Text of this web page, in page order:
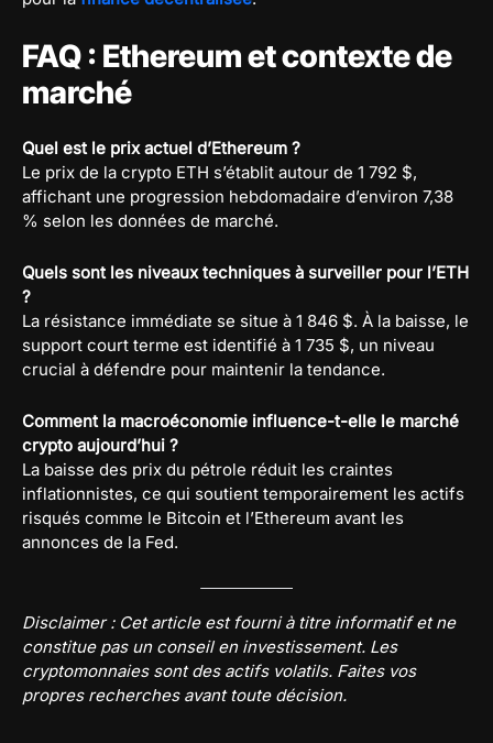
FAQ : Ethereum et contexte de
marché
Quel est le prix actuel d’Ethereum ?
Le prix de la crypto ETH s’établit autour de 1 792 $,
affichant une progression hebdomadaire d’environ 7,38
% selon les données de marché.
Quels sont les niveaux techniques à surveiller pour l’ETH
?
La résistance immédiate se situe à 1 846 $. À la baisse, le
support court terme est identifié à 1 735 $, un niveau
crucial à défendre pour maintenir la tendance.
Comment la macroéconomie influence-t-elle le marché
crypto aujourd’hui ?
La baisse des prix du pétrole réduit les craintes
inflationnistes, ce qui soutient temporairement les actifs
risqués comme le Bitcoin et l’Ethereum avant les
annonces de la Fed.
Disclaimer : Cet article est fourni à titre informatif et ne
constitue pas un conseil en investissement. Les
cryptomonnaies sont des actifs volatils. Faites vos
propres recherches avant toute décision.